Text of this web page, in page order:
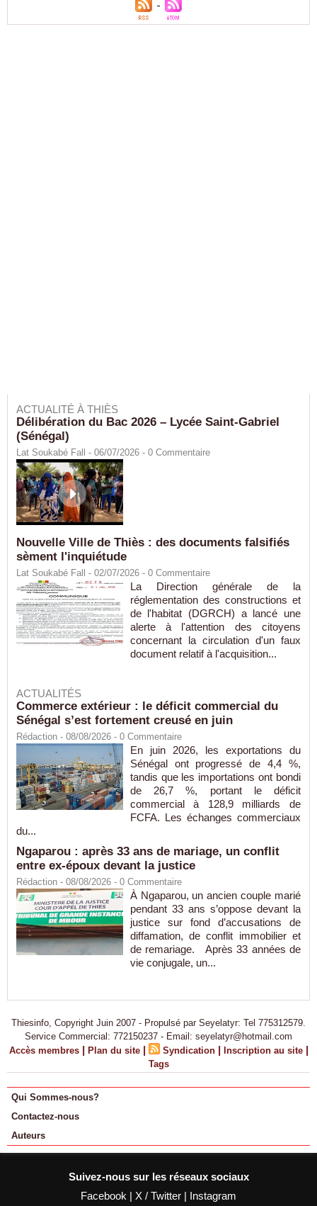
ACTUALITÉ À THIÈS
Délibération du Bac 2026 – Lycée Saint-Gabriel
(Sénégal)
Lat Soukabé Fall - 06/07/2026 - 0 Commentaire
Nouvelle Ville de Thiès : des documents falsifiés
sèment l'inquiétude
Lat Soukabé Fall - 02/07/2026 - 0 Commentaire
La Direction générale de la
réglementation des constructions et
de l'habitat (DGRCH) a lancé une
alerte à l'attention des citoyens
concernant la circulation d'un faux
document relatif à l'acquisition...
ACTUALITÉS
Commerce extérieur : le déficit commercial du
Sénégal s’est fortement creusé en juin
Rédaction - 08/08/2026 - 0 Commentaire
En juin 2026, les exportations du
Sénégal ont progressé de 4,4 %,
tandis que les importations ont bondi
de 26,7 %, portant le déficit
commercial à 128,9 milliards de
FCFA. Les échanges commerciaux
du...
Ngaparou : après 33 ans de mariage, un conflit
entre ex-époux devant la justice
Rédaction - 08/08/2026 - 0 Commentaire
À Ngaparou, un ancien couple marié
pendant 33 ans s’oppose devant la
justice sur fond d’accusations de
diffamation, de conflit immobilier et
de remariage. Après 33 années de
vie conjugale, un...
Thiesinfo, Copyright Juin 2007 - Propulsé par Seyelatyr: Tel 775312579.
Service Commercial: 772150237 - Email: seyelatyr@hotmail.com
Accès membres | Plan du site | Syndication | Inscription au site |
Tags
Qui Sommes-nous?
Contactez-nous
Auteurs
Suivez-nous sur les réseaux sociaux
Facebook | X / Twitter | Instagram